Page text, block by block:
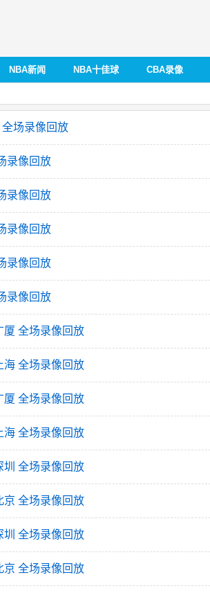
NBA新闻 NBA十佳球 CBA录像
场录像回放
录像回放
录像回放
录像回放
录像回放
录像回放
厦 全场录像回放
海 全场录像回放
厦 全场录像回放
海 全场录像回放
圳 全场录像回放
京 全场录像回放
圳 全场录像回放
京 全场录像回放